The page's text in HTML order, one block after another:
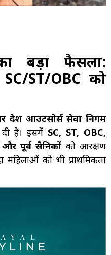
बड़ा फैसला:
ST/OBC को
प्रदेश आउटसोर्स सेवा निगम
है। इसमें SC, ST, OBC,
और पूर्व सैनिकोंको आरक्षण
महिलाओं को भी प्राथमिकता